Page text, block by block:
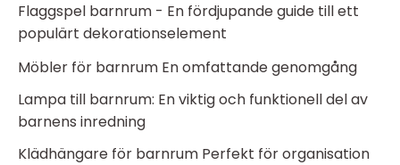
Flaggspel barnrum - En fördjupande guide till ett
populärt dekorationselement
Möbler för barnrum En omfattande genomgång
Lampa till barnrum: En viktig och funktionell del av
barnens inredning
Klädhängare för barnrum Perfekt för organisation